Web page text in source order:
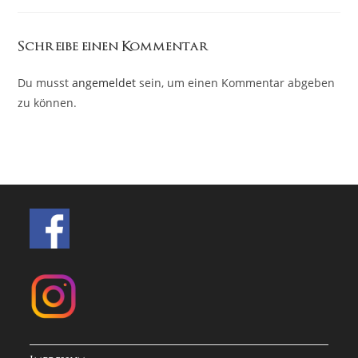
Schreibe einen Kommentar
Du musstangemeldet sein, um einen Kommentar abgeben
zu können.